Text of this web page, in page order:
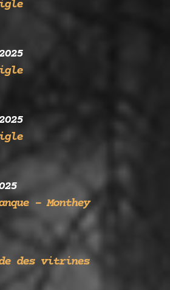
– Monthey
des vitrines